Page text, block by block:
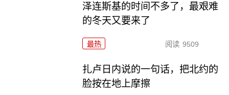
泽连斯基的时间不多了，最艰难
的冬天又要来了
最热 阅读 9509
扎卢日内说的一句话，把北约的
脸按在地上摩擦